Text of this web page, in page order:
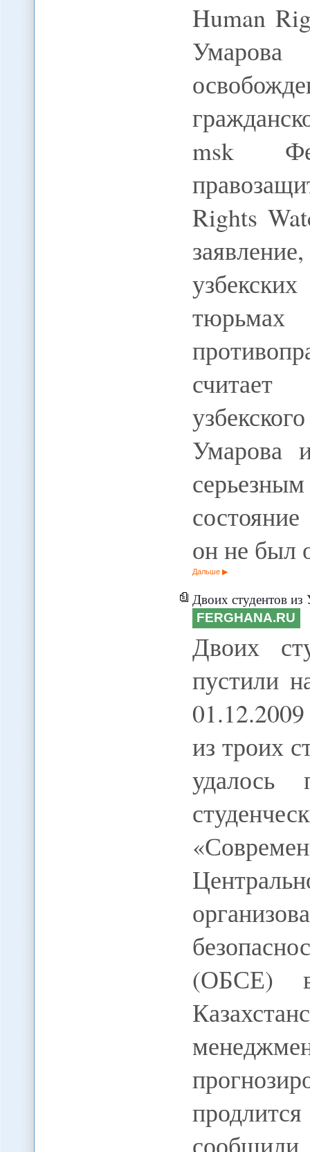
Human
msk
Rights
считает
Умарова
он не был
Дальше
Двоих студентов
FERGHANA.RU
Двоих
пустили
из троих
(ОБСЕ)